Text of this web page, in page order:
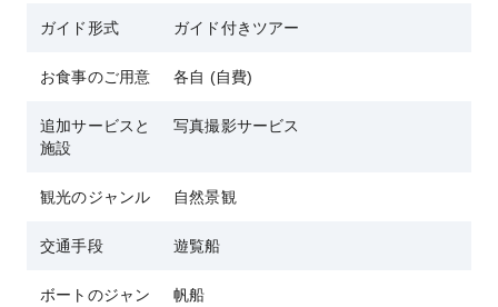
ガイド形式 ガイド付きツアー
お食事のご用意 各自 (自費)
追加サービスと
施設
写真撮影サービス
観光のジャンル 自然景観
交通手段 遊覧船
ボートのジャン
帆船